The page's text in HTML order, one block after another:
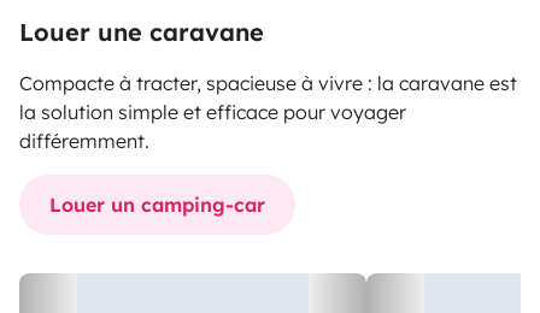
Louer une caravane
Compacte à tracter, spacieuse à vivre : la caravane est
la solution simple et efficace pour voyager
différemment.
Louer un camping-car